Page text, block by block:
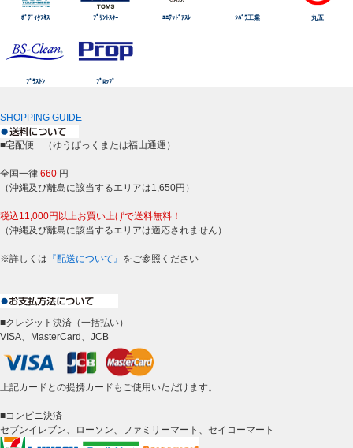
ﾎﾞﾃﾞｨﾀﾌﾈｽ ﾌﾟﾘﾝﾄｽﾀｰ ﾕﾆﾃｯﾄﾞｱｽﾚ ｼﾊﾞﾗ工業 丸五
ﾌﾞﾗｽﾄﾝ ﾌﾟﾛｯﾌﾟ
SHOPPING GUIDE
■宅配便 （ゆうぱっくまたは福山通運）
全国一律 660 円
（沖縄及び離島に該当するエリアは1,650円）
税込11,000円以上お買い上げで送料無料！
（沖縄及び離島に該当するエリアは適応されません）
※詳しくは 『配送について』 をご参照ください
■クレジット決済（一括払い）
VISA、MasterCard、JCB
上記カードとの提携カードもご使用いただけます。
■コンビニ決済
セブンイレブン、ローソン、ファミリーマート、セイコーマート